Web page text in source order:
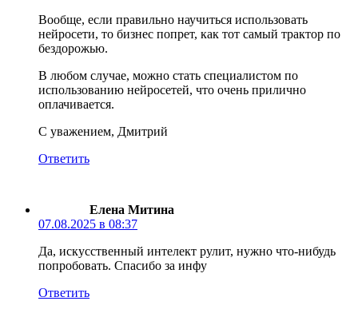
Вообще, если правильно научиться использовать
нейросети, то бизнес попрет, как тот самый трактор по
бездорожью.
В любом случае, можно стать специалистом по
использованию нейросетей, что очень прилично
оплачивается.
С уважением, Дмитрий
Ответить
Елена Митина
07.08.2025 в 08:37
Да, искусственный интелект рулит, нужно что-нибудь
попробовать. Спасибо за инфу
Ответить